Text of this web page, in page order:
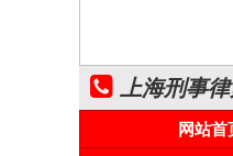
上海刑事
网站首